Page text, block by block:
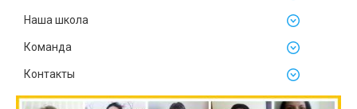
Наша школа
Команда
Контакты